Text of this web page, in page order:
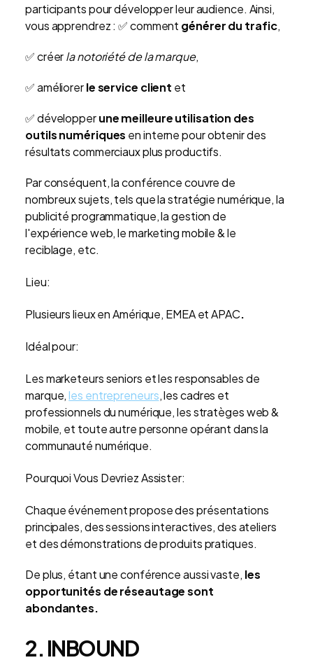
participants pour développer leur audience. Ainsi,
vous apprendrez : ✅ comment générer du trafic,
✅ créerla notoriété de la marque,
✅ améliorerle service client et
✅ développerune meilleure utilisation des
outils numériques en interne pour obtenir des
résultats commerciaux plus productifs.
Par conséquent, la conférence couvre de
nombreux sujets, tels que la stratégie numérique, la
publicité programmatique, la gestion de
l'expérience web, le marketing mobile & le
reciblage, etc.
Lieu:
Plusieurs lieux en Amérique, EMEA et APAC.
Idéal pour:
Les marketeurs seniors et les responsables de
marque,les entrepreneurs, les cadres et
professionnels du numérique, les stratèges web &
mobile, et toute autre personne opérant dans la
communauté numérique.
Pourquoi Vous Devriez Assister:
Chaque événement propose des présentations
principales, des sessions interactives, des ateliers
et des démonstrations de produits pratiques.
De plus, étant une conférence aussi vaste, les
opportunités de réseautage sont
abondantes.
2. INBOUND